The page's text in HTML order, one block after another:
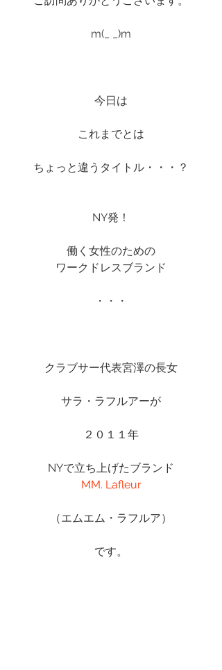
m(_ _)m
今日は
これまでとは
ちょっと違うタイトル・・・？
NY発！
働く女性のための
ワークドレスブランド
・・・
クラブサー代表宮澤の長女
サラ・ラフルアーが
２０１１年
NYで立ち上げたブランド
MM. Lafleur
（エムエム・ラフルア）
です。